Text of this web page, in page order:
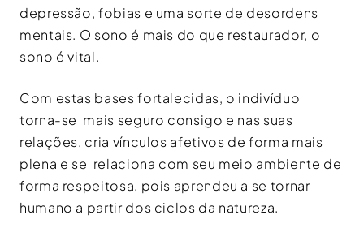
depressão, fobias e uma sorte de desordens
mentais. O sono é mais do que restaurador, o
sono é vital.
Com estas bases fortalecidas, o indivíduo
torna-se mais seguro consigo e nas suas
relações, cria vínculos afetivos de forma mais
plena e se relaciona com seu meio ambiente de
forma respeitosa, pois aprendeu a se tornar
humano a partir dos ciclos da natureza.